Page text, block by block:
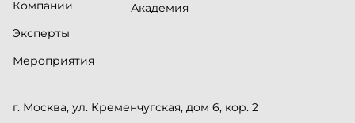
Компании
Эксперты
Мероприятия
Академия
г. Москва, ул. Кременчугская, дом 6, кор. 2